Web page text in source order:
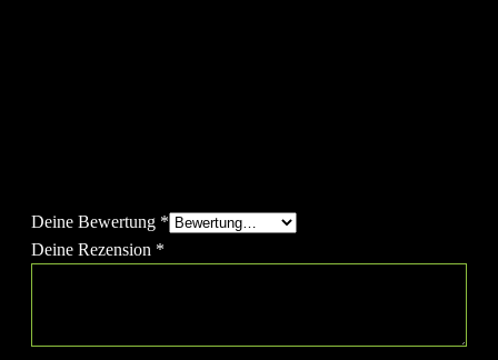
Deine Bewertung *
Deine Rezension *